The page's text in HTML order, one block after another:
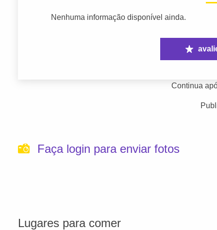
Nenhuma informação disponível ainda.
Continua
Faça login para enviar fotos
Lugares para comer